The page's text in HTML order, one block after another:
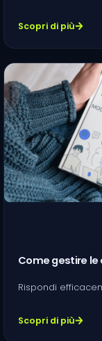
Scopri di più
Come gestire le
Rispondi
Scopri di più